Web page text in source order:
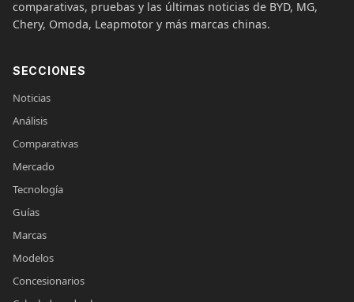
comparativas, pruebas y las últimas noticias de BYD, MG,
Chery, Omoda, Leapmotor y más marcas chinas.
SECCIONES
Noticias
Análisis
Comparativas
Mercado
Tecnología
Guías
Marcas
Modelos
Concesionarios